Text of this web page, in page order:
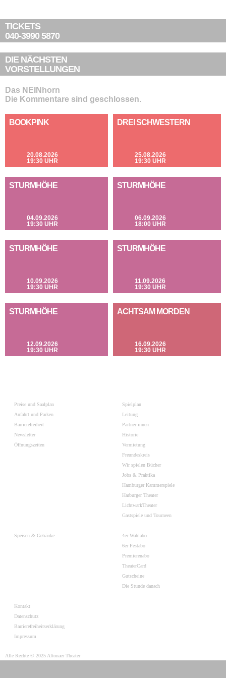
TICKETS
040-3990 5870
DIE NÄCHSTEN
VORSTELLUNGEN
Das NEINhorn
Die Kommentare sind geschlossen.
BOOKPINK
20.08.2026
19:30 UHR
DREI SCHWESTERN
25.08.2026
19:30 UHR
STURMHÖHE
04.09.2026
19:30 UHR
STURMHÖHE
06.09.2026
18:00 UHR
STURMHÖHE
10.09.2026
19:30 UHR
STURMHÖHE
11.09.2026
19:30 UHR
STURMHÖHE
12.09.2026
19:30 UHR
ACHTSAM MORDEN
16.09.2026
19:30 UHR
Preise und Saalplan
Anfahrt und Parken
Barrierefreiheit
Newsletter
Öffnungszeiten
Spielplan
Leitung
Partner:innen
Historie
Vermietung
Freundeskreis
Wir spielen Bücher
Jobs & Praktika
Hamburger Kammerspiele
Harburger Theater
LichtwarkTheater
Gastspiele und Tourneen
Speisen & Getränke
4er Wahlabo
6er Festabo
Premierenabo
TheaterCard
Gutscheine
Die Stunde danach
Kontakt
Datenschutz
Barrierefreiheitserklärung
Impressum
Alle Rechte © 2025 Altonaer Theater